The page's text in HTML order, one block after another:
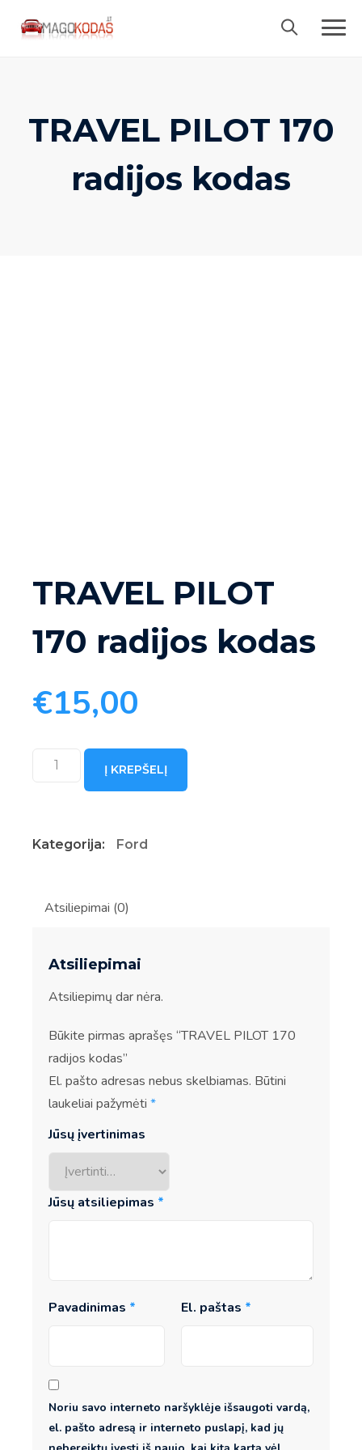
TRAVEL PILOT 170
radijos kodas
TRAVEL PILOT
170 radijos kodas
€15,00
produkto
170
Į KREPŠELĮ
Kategorija: Ford
Atsiliepimai (0)
Atsiliepimai
Atsiliepimų dar nėra.
Būkite pirmas aprašęs “TRAVEL PILOT 170
radijos kodas”
El. pašto adresas nebus skelbiamas. Būtini
laukeliai pažymėti *
Jūsų įvertinimas
Jūsų atsiliepimas *
Pavadinimas * El. paštas *
Noriu savo interneto naršyklėje išsaugoti vardą,
el. pašto adresą ir interneto puslapį, kad jų